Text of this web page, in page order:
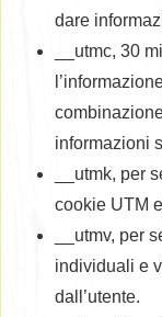
dare
__utmc, 30
informazioni
__utmk, per
cookie UTM
__utmv, per
individuali e
dall’utente.